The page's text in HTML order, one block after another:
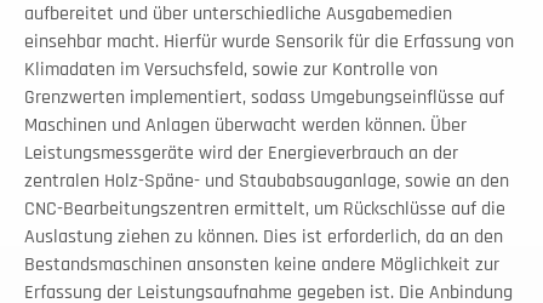
aufbereitet und über unterschiedliche Ausgabemedien
einsehbar macht. Hierfür wurde Sensorik für die Erfassung von
Klimadaten im Versuchsfeld, sowie zur Kontrolle von
Grenzwerten implementiert, sodass Umgebungseinflüsse auf
Maschinen und Anlagen überwacht werden können. Über
Leistungsmessgeräte wird der Energieverbrauch an der
zentralen Holz-Späne- und Staubabsauganlage, sowie an den
CNC-Bearbeitungszentren ermittelt, um Rückschlüsse auf die
Auslastung ziehen zu können. Dies ist erforderlich, da an den
Bestandsmaschinen ansonsten keine andere Möglichkeit zur
Erfassung der Leistungsaufnahme gegeben ist. Die Anbindung